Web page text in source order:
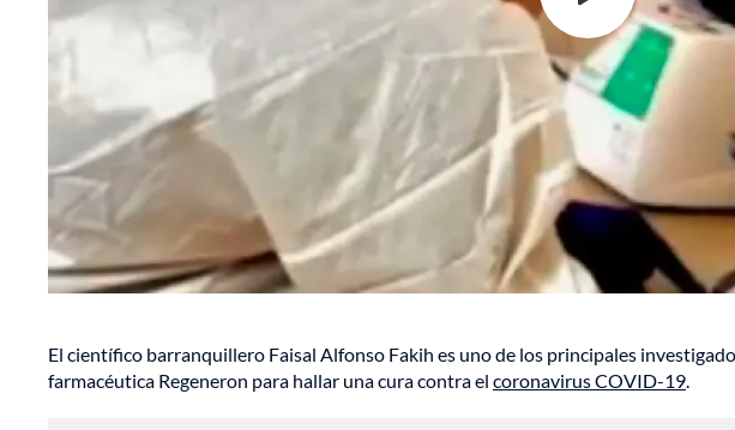
El científico barranquillero Faisal Alfonso Fakih es uno de los principales
farmacéutica Regeneron para hallar una cura contra el coronavirus COVID-19.